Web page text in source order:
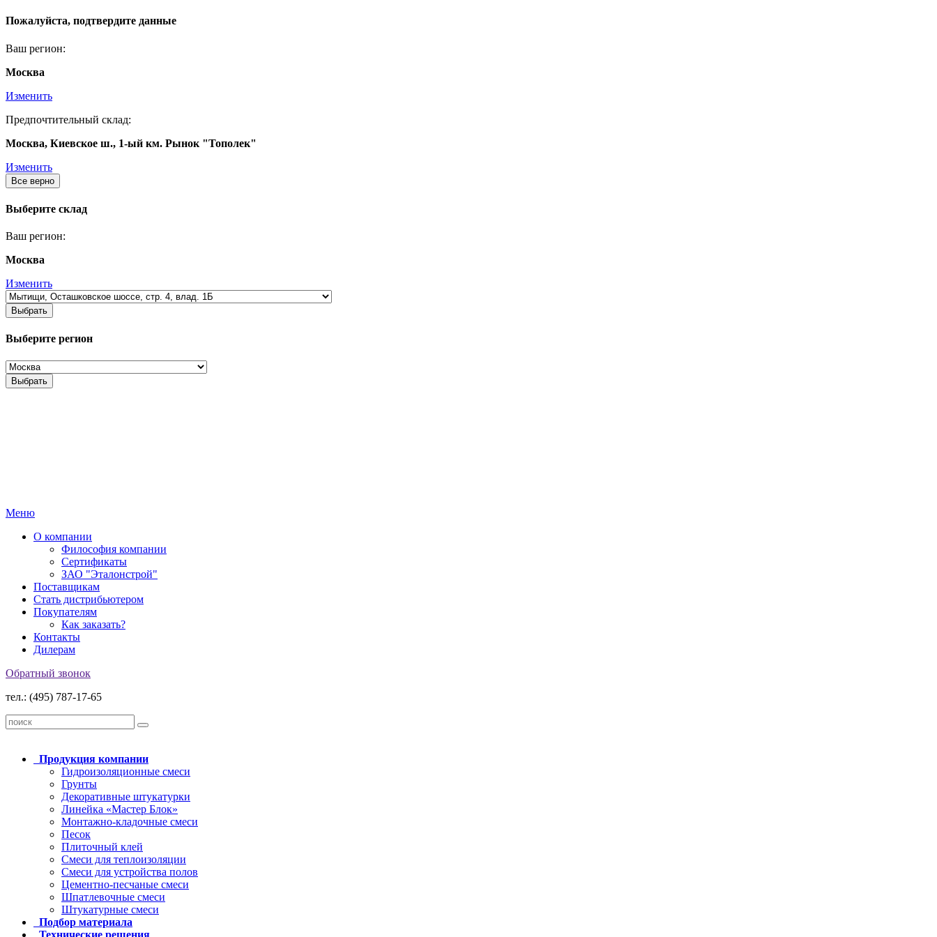
Пожалуйста, подтвердите данные
Ваш регион:
Москва
Изменить
Предпочтительный склад:
Москва, Киевское ш., 1-ый км. Рынок "Тополек"
Изменить
Все верно
Выберите склад
Ваш регион:
Москва
Изменить
Выбрать
Выберите регион
Выбрать
Меню
О компании
Философия компании
Сертификаты
ЗАО "Эталонстрой"
Поставщикам
Стать дистрибьютером
Покупателям
Как заказать?
Контакты
Дилерам
Обратный звонок
тел.: (495) 787-17-65
Продукция компании
Гидроизоляционные смеси
Грунты
Декоративные штукатурки
Линейка «Мастер Блок»
Монтажно-кладочные смеси
Песок
Плиточный клей
Смеси для теплоизоляции
Смеси для устройства полов
Цементно-песчаные смеси
Шпатлевочные смеси
Штукатурные смеси
Подбор материала
Технические решения